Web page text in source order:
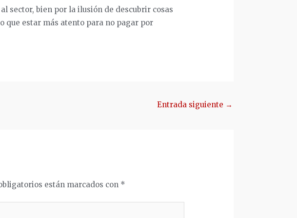
sector, bien por la ilusión de descubrir cosas
que estar más atento para no pagar por
Entrada siguiente →
están marcados con *